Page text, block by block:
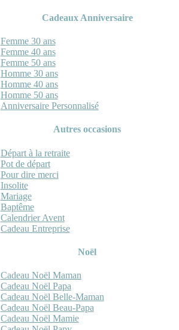
Cadeaux Anniversaire
Femme 30 ans
Femme 40 ans
Femme 50 ans
Homme 30 ans
Homme 40 ans
Homme 50 ans
Anniversaire Personnalisé
Autres occasions
Départ à la retraite
Pot de départ
Pour dire merci
Insolite
Mariage
Baptême
Calendrier Avent
Cadeau Entreprise
Noël
Cadeau Noël Maman
Cadeau Noël Papa
Cadeau Noël Belle-Maman
Cadeau Noël Beau-Papa
Cadeau Noël Mamie